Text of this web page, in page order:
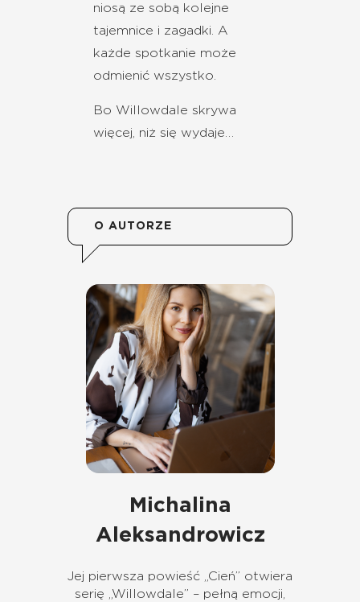
niosą ze sobą kolejne
tajemnice i zagadki. A
każde spotkanie może
odmienić wszystko.
Bo Willowdale skrywa
więcej, niż się wydaje…
O AUTORZE
Michalina
Aleksandrowicz
Jej pierwsza powieść „Cień” otwiera
serię „Willowdale” – pełną emocji,